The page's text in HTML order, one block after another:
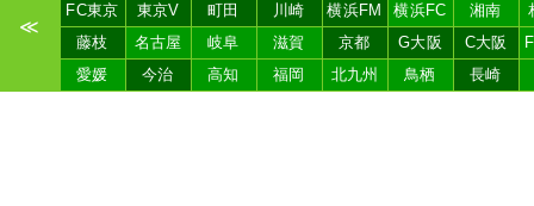
≪
FC東京
東京V 町田 川崎 横浜FM 横浜FC 湘南
藤枝
名古屋 岐阜 滋賀 京都 G大阪 C大阪
愛媛
今治 高知 福岡 北九州 鳥栖 長崎